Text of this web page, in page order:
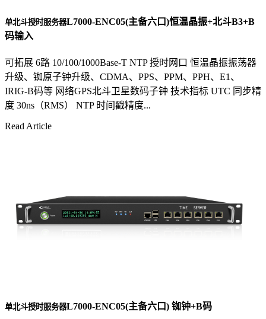
单北斗授时服务器L7000-ENC05(主备六口)恒温晶振+北斗B3+B
码输入
可拓展 6路 10/100/1000Base-T NTP 授时网口 恒温晶振振荡器
升级、铷原子钟升级、CDMA、PPS、PPM、PPH、E1、
IRIG-B码等 网络GPS北斗卫星数码子钟 技术指标 UTC 同步精
度 30ns（RMS） NTP 时间戳精度...
Read Article
单北斗授时服务器L7000-ENC05(主备六口) 铷钟+B码